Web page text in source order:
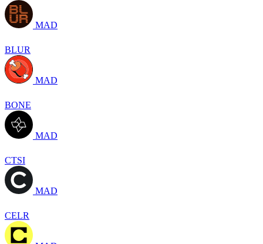
MAD
BLUR
MAD
BONE
MAD
CTSI
MAD
CELR